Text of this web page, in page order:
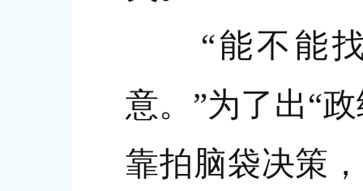
“能不能找
意。”为了出“
靠拍脑袋决策